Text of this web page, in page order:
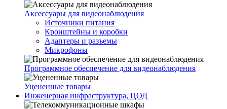
Аксессуары для видеонаблюдения
Источники питания
Кронштейны и коробки
Адаптеры и разъемы
Микрофоны
Программное обеспечение для видеонаблюдения
Уцененные товары
Инженерная инфраструктура, ЦОД